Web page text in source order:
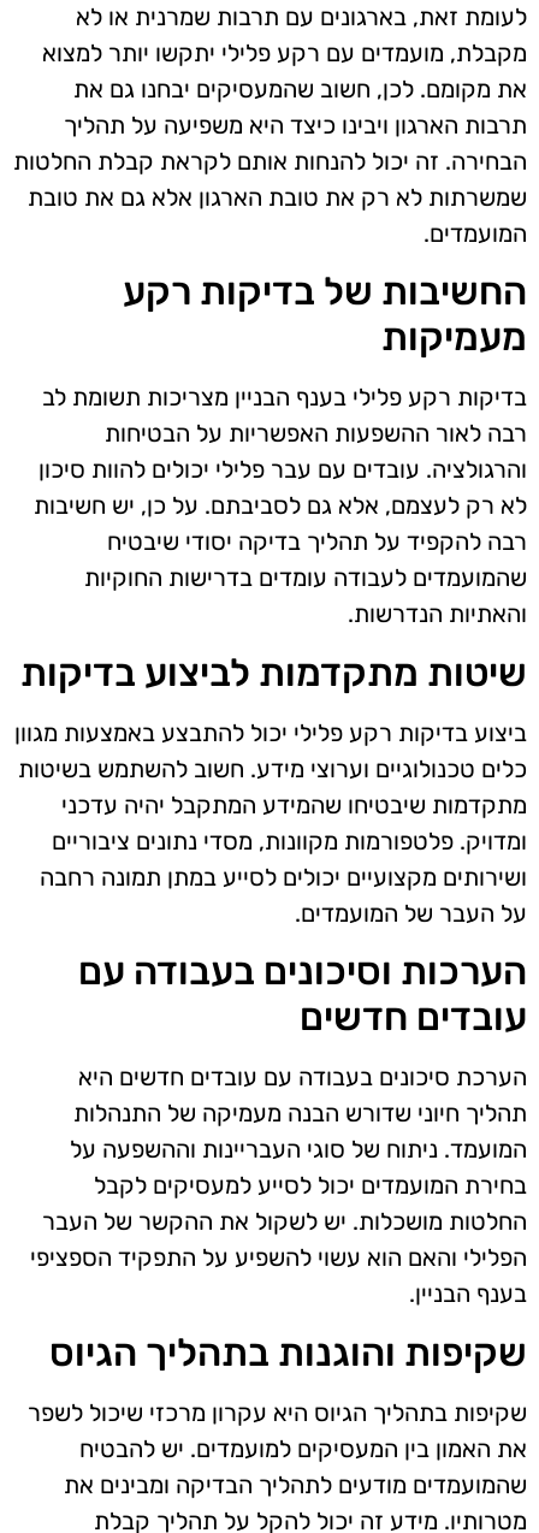
לעומת זאת, בארגונים עם תרבות שמרנית או לא
מקבלת, מועמדים עם רקע פלילי יתקשו יותר למצוא
את מקומם. לכן, חשוב שהמעסיקים יבחנו גם את
תרבות הארגון ויבינו כיצד היא משפיעה על תהליך
הבחירה. זה יכול להנחות אותם לקראת קבלת החלטות
שמשרתות לא רק את טובת הארגון אלא גם את טובת
המועמדים.
החשיבות של בדיקות רקע
מעמיקות
בדיקות רקע פלילי בענף הבניין מצריכות תשומת לב
רבה לאור ההשפעות האפשריות על הבטיחות
והרגולציה. עובדים עם עבר פלילי יכולים להוות סיכון
לא רק לעצמם, אלא גם לסביבתם. על כן, יש חשיבות
רבה להקפיד על תהליך בדיקה יסודי שיבטיח
שהמועמדים לעבודה עומדים בדרישות החוקיות
והאתיות הנדרשות.
שיטות מתקדמות לביצוע בדיקות
ביצוע בדיקות רקע פלילי יכול להתבצע באמצעות מגוון
כלים טכנולוגיים וערוצי מידע. חשוב להשתמש בשיטות
מתקדמות שיבטיחו שהמידע המתקבל יהיה עדכני
ומדויק. פלטפורמות מקוונות, מסדי נתונים ציבוריים
ושירותים מקצועיים יכולים לסייע במתן תמונה רחבה
על העבר של המועמדים.
הערכות וסיכונים בעבודה עם
עובדים חדשים
הערכת סיכונים בעבודה עם עובדים חדשים היא
תהליך חיוני שדורש הבנה מעמיקה של התנהלות
המועמד. ניתוח של סוגי העבריינות וההשפעה על
בחירת המועמדים יכול לסייע למעסיקים לקבל
החלטות מושכלות. יש לשקול את ההקשר של העבר
הפלילי והאם הוא עשוי להשפיע על התפקיד הספציפי
בענף הבניין.
שקיפות והוגנות בתהליך הגיוס
שקיפות בתהליך הגיוס היא עקרון מרכזי שיכול לשפר
את האמון בין המעסיקים למועמדים. יש להבטיח
שהמועמדים מודעים לתהליך הבדיקה ומבינים את
מטרותיו. מידע זה יכול להקל על תהליך קבלת